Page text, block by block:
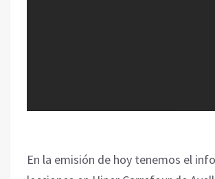
En la emisión de hoy tenemos el